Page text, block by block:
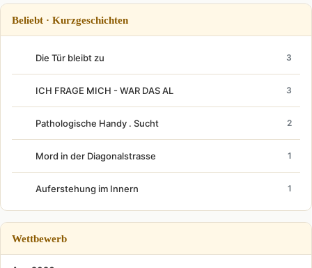
Beliebt · Kurzgeschichten
Die Tür bleibt zu 3
ICH FRAGE MICH - WAR DAS AL 3
Pathologische Handy . Sucht 2
Mord in der Diagonalstrasse 1
Auferstehung im Innern 1
Wettbewerb